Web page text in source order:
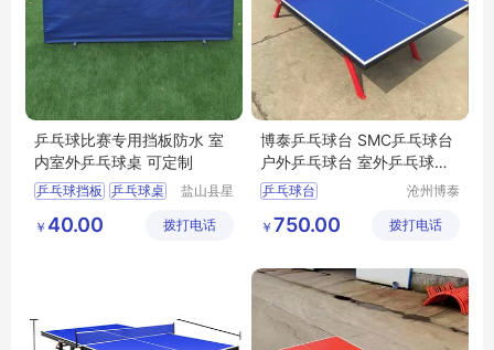
乒乓球比赛专用挡板防水 室
内室外乒乓球桌 可定制
乒乓球挡板 乒乓球桌
乒乓球桌价格
盐山县星
施厂
￥ 40.00 拨打电话
博泰乒乓球台 SMC乒乓球台
户外乒乓球台 室外乒乓球台
乒乓球台厂家
乒乓球台
沧州博泰
有限公司
￥ 750.00 拨打电话